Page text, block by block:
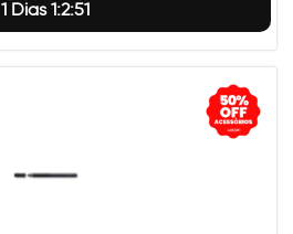
1 Dias 1:2:50